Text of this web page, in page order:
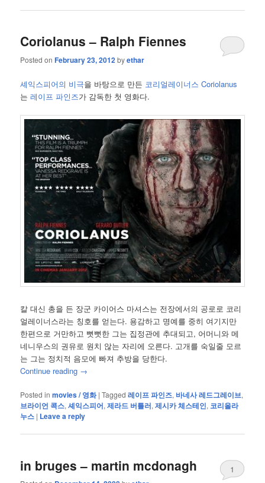
Coriolanus – Ralph Fiennes
Posted onFebruary 23, 2012byethar
셰익스피어의 비극을 바탕으로 만든 코리얼레이너스 Coriolanus
는레이프 파인즈가 감독한 첫 영화다.
칼 대신 총을 든 장군 카이어스 마셔스는 전장에서의 공로로 코리
얼레이너스라는 칭호를 얻는다. 용감하고 명예를 중히 여기지만
한편으로 거만하고 뻣뻣한 그는 집정관에 추대되고, 어머니와 메
네니우스의 권유로 원치 않는 자리에 오른다. 고개를 숙일줄 모르
는 그는 정치적 음모에 빠져 추방을 당한다.
Continue reading →
Posted in movies / 영화 |Tagged 레이프 파인즈, 바네사 레드그레이브,
브라이언 콕스,셰익스피어,제라드 버틀러,제시카 체스테인, 코리올라
누스 | Leave a reply
in bruges – martin mcdonagh 1